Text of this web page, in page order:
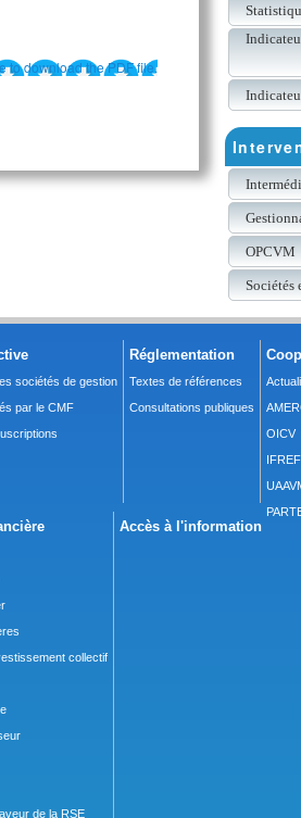
to download the PDF file.
OPCVM
Sociétés
sociétés de gestion
par le CMF
Réglementation
Textes de références
Consultations publiques
OICV
collectif
de la RSE
Accès à l'information